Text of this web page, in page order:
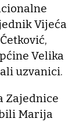
Vijeća
Velika
uzvanici.
Zajednice
Marija